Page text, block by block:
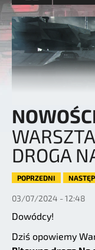
DROGA
POPRZEDNI
03/07/2024 - 12:48
Dowódcy!
Dziś opowiemy